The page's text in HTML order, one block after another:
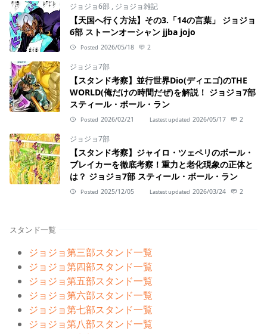
ジョジョ6部 , ジョジョ雑記
【天国へ行く方法】その3.「14の言葉」 ジョジョ
6部 ストーンオーシャン jjba jojo
Posted 2026/05/18 2
ジョジョ7部
【スタンド考察】並行世界Dio(ディエゴ)のTHE
WORLD(俺だけの時間だぜ)を解説！ ジョジョ7部
スティール・ボール・ラン
Posted 2026/02/21 Lastest updated 2026/05/17 2
ジョジョ7部
【スタンド考察】ジャイロ・ツェペリのボール・
ブレイカーを徹底考察！重力と老化現象の正体と
は？ ジョジョ7部 スティール・ボール・ラン
Posted 2025/12/05 Lastest updated 2026/03/24 2
スタンド一覧
ジョジョ第三部スタンド一覧
ジョジョ第四部スタンド一覧
ジョジョ第五部スタンド一覧
ジョジョ第六部スタンド一覧
ジョジョ第七部スタンド一覧
ジョジョ第八部スタンド一覧